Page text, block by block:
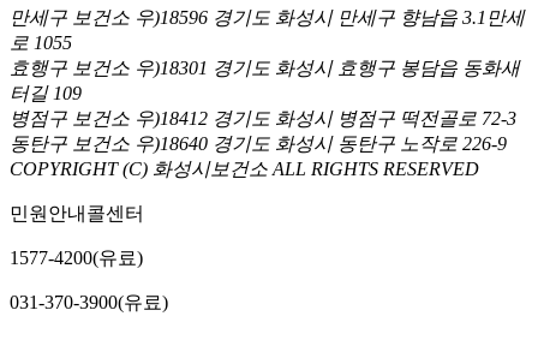
만세구 보건소 우)18596 경기도 화성시 만세구 향남읍 3.1만세
로 1055
효행구 보건소 우)18301 경기도 화성시 효행구 봉담읍 동화새
터길 109
병점구 보건소 우)18412 경기도 화성시 병점구 떡전골로 72-3
동탄구 보건소 우)18640 경기도 화성시 동탄구 노작로 226-9
COPYRIGHT (C) 화성시보건소 ALL RIGHTS RESERVED
민원안내콜센터
1577-4200(유료)
031-370-3900(유료)